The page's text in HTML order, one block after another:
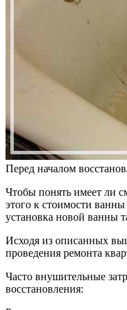
Перед началом
Чтобы понять имеет ли
этого к стоимости
установка новой ванны
Исходя из описанных
проведения ремонта
Часто внушительные
восстановления: